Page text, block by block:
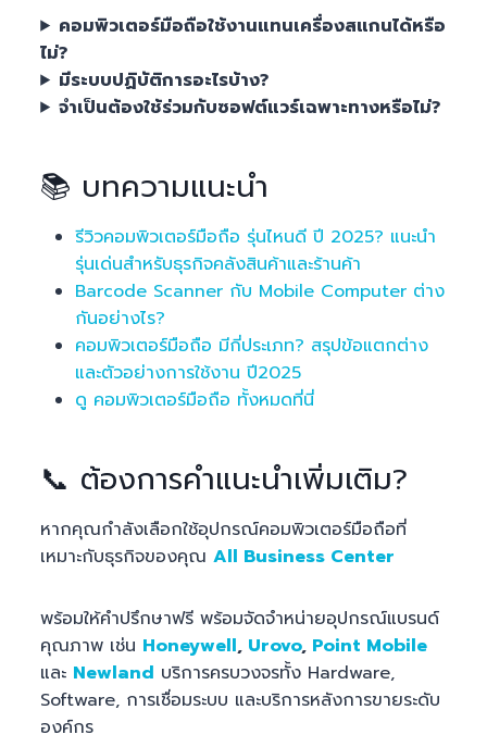
คอมพิวเตอร์มือถือใช้งานแทนเครื่องสแกนได้หรือ
ไม่?
มีระบบปฏิบัติการอะไรบ้าง?
จำเป็นต้องใช้ร่วมกับซอฟต์แวร์เฉพาะทางหรือไม่?
📚 บทความแนะนำ
รีวิวคอมพิวเตอร์มือถือ รุ่นไหนดี ปี 2025? แนะนำ
รุ่นเด่นสำหรับธุรกิจคลังสินค้าและร้านค้า
Barcode Scanner กับ Mobile Computer ต่าง
กันอย่างไร?
คอมพิวเตอร์มือถือ มีกี่ประเภท? สรุปข้อแตกต่าง
และตัวอย่างการใช้งาน ปี2025
ดู คอมพิวเตอร์มือถือ ทั้งหมดที่นี่
📞 ต้องการคำแนะนำเพิ่มเติม?
หากคุณกำลังเลือกใช้อุปกรณ์คอมพิวเตอร์มือถือที่
เหมาะกับธุรกิจของคุณAll Business Center
พร้อมให้คำปรึกษาฟรี พร้อมจัดจำหน่ายอุปกรณ์แบรนด์
คุณภาพ เช่น Honeywell, Urovo, Point Mobile
และ Newland บริการครบวงจรทั้ง Hardware,
Software, การเชื่อมระบบ และบริการหลังการขายระดับ
องค์กร